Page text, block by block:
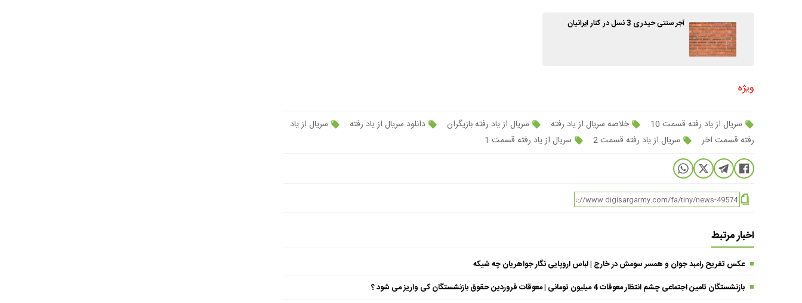
آجر سنتی حیدری 3 نسل در کنار ایرانیان
ویژه
سریال از یاد رفته قسمت 10 خلاصه سریال از یاد رفته سریال از یاد رفته بازیگران دانلود سریال از یاد رفته
سریال از یاد
رفته قسمت اخر
سریال از یاد رفته قسمت 2 سریال از یاد رفته قسمت 1
اخبار مرتبط
عکس تفریح رامبد جوان و همسر سومش در خارج | لباس اروپایی نگار جواهریان چه شیکه
بازنشستگان تامین اجتماعی چشم انتظار معوقات 4 میلیون تومانی | معوقات فروردین حقوق بازنشستگان کی واریز می شود ؟